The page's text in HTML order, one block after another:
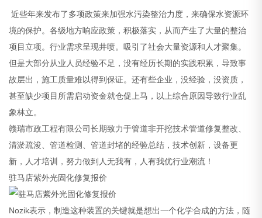
近些年来发布了多项政策来加强水污染整治力度，来确保水资源环
境的保护。各级地方响应政策，积极落实，从而产生了大量的整治
项目立项。行业需求呈现井喷。吸引了社会大量资源和人才聚集。
但是大部分从业人员经验不足，没有经历长期的实践积累，导致事
故层出，施工质量难以得到保证。还有些企业，没经验，没资质，
甚至缺少项目所需启动资金就仓促上马，以上综合原因导致行业乱
象林立。
赣瑞市政工程有限公司长期致力于管道非开挖技术管道修复整改、
清淤疏浚、管道检测、管道封堵的经验总结，技术创新，设备更
新，人才培训，努力做到人无我有，人有我优行业潮流！
驻马店紫外光固化修复报价
Nozik表示，制造这种装置的关键就是想出一个化学合成的方法，随